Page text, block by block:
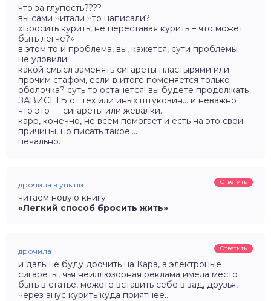
что за глупость????
вы сами читали что написали?
«Бросить курить, не переставая курить – что может
быть легче?»
в этом то и проблема, вы, кажется, сути проблемы
не уловили.
какой смысл заменять сигареты пластырями или
прочим стафом, если в итоге поменяется только
оболочка? суть то останется! вы будете продолжать
ЗАВИСЕТЬ от тех или иных штуковин… и неважно
что это — сигареты или жевалки.
карр, конечно, не всем помогает и есть на это свои
причины, но писать такое….
печально.
дрочила в уныни Ответить
читаем новую книгу
«Легкий способ бросить жить»
дрочила Ответить
и дальше буду дрочить на Кара, а электроные
сигареты, чья неиллюзорная реклама имела место
быть в статье, можете вставить себе в зад, друзья,
через анус курить куда приятнее…